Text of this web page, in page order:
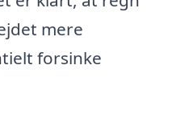
mere
forsinke